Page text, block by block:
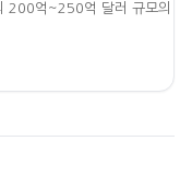
200억~250억 달러 규모의